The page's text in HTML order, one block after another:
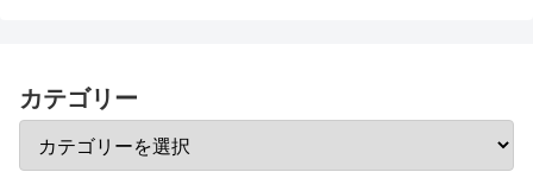
カテゴリー